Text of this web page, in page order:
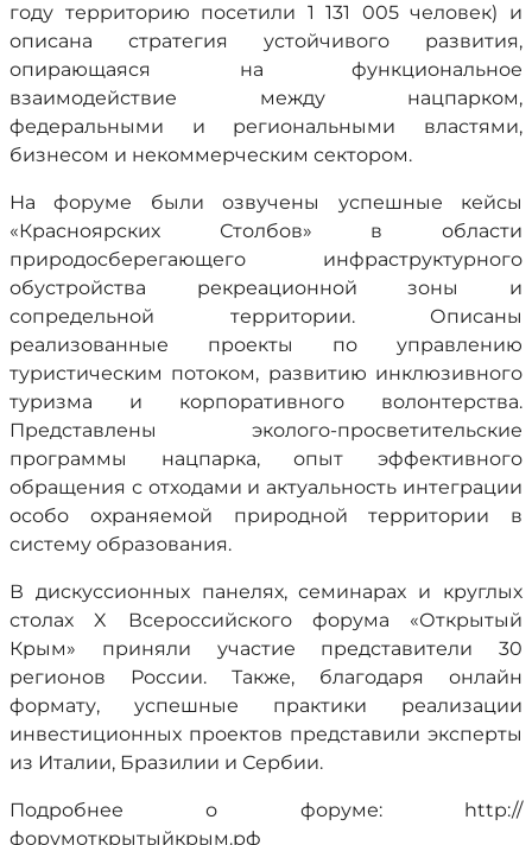
году территорию посетили 1 131 005 человек) и
описана стратегия устойчивого развития,
опирающаяся на функциональное
взаимодействие между нацпарком,
федеральными и региональными властями,
бизнесом и некоммерческим сектором.
На форуме были озвучены успешные кейсы
«Красноярских Столбов» в области
природосберегающего инфраструктурного
обустройства рекреационной зоны и
сопредельной территории. Описаны
реализованные проекты по управлению
туристическим потоком, развитию инклюзивного
туризма и корпоративного волонтерства.
Представлены эколого-просветительские
программы нацпарка, опыт эффективного
обращения с отходами и актуальность интеграции
особо охраняемой природной территории в
систему образования.
В дискуссионных панелях, семинарах и круглых
столах X Всероссийского форума «Открытый
Крым» приняли участие представители 30
регионов России. Также, благодаря онлайн
формату, успешные практики реализации
инвестиционных проектов представили эксперты
из Италии, Бразилии и Сербии.
Подробнее о форуме: http://
форумоткрытыйкрым.рф